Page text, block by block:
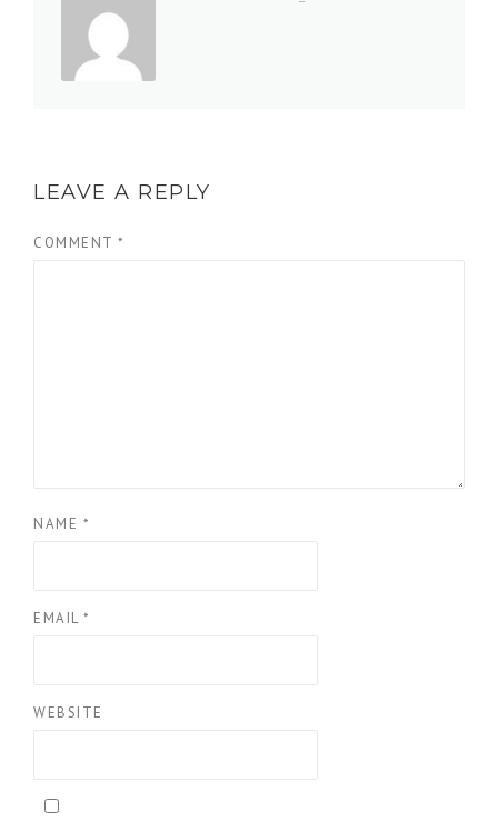
LEAVE A REPLY
COMMENT *
NAME *
EMAIL *
WEBSITE